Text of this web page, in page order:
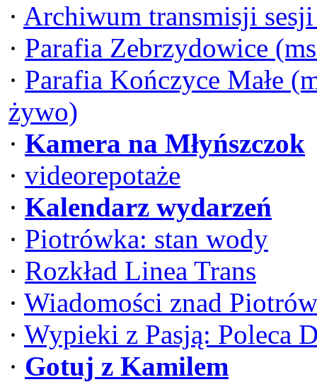
· Archiwum transmisji
· Parafia Zebrzydowice
· Parafia Kończyce Małe
żywo)
· Kamera na Młyńszczok
· videorepotaże
· Kalendarz wydarzeń
· Piotrówka: stan wody
· Rozkład Linea Trans
· Wiadomości znad
· Wypieki z Pasją: Poleca
· Gotuj z Kamilem